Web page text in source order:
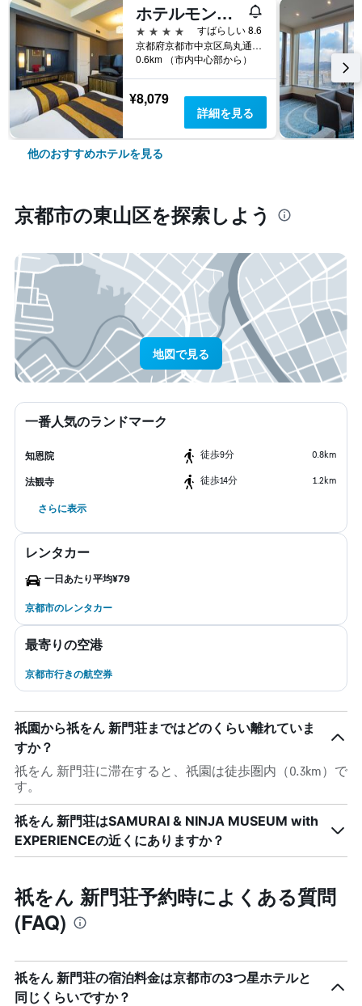
ホテルモントレ京都
4つ星
すばらしい 8.6
京都府京都市中京区烏丸通三条下ル饅頭屋町604
0.6km （市内中心部から）
¥8,079
詳細を見る
他のおすすめホテルを見る
京都市​の東山区​を探索しよう
地図で見る
一番人気のランドマーク
知恩院 ​徒歩9分 0.8km
法観寺 ​徒歩14分 1.2km
さらに表示
レンタカー
一日あたり平均¥79
京都市のレンタカー
最寄りの空港
京都市行きの航空券
祇園から祇をん 新門荘まではどのくらい離れていま
すか？
祇をん 新門荘に滞在すると、祇園は徒歩圏内（0.3km）で
す。
祇をん 新門荘はSAMURAI & NINJA MUSEUM with
EXPERIENCEの近くにありますか？
祇をん 新門荘予約時によくある質問
(FAQ)
祇をん 新門荘の宿泊料金は京都市の3つ星ホテルと
同じくらいですか？